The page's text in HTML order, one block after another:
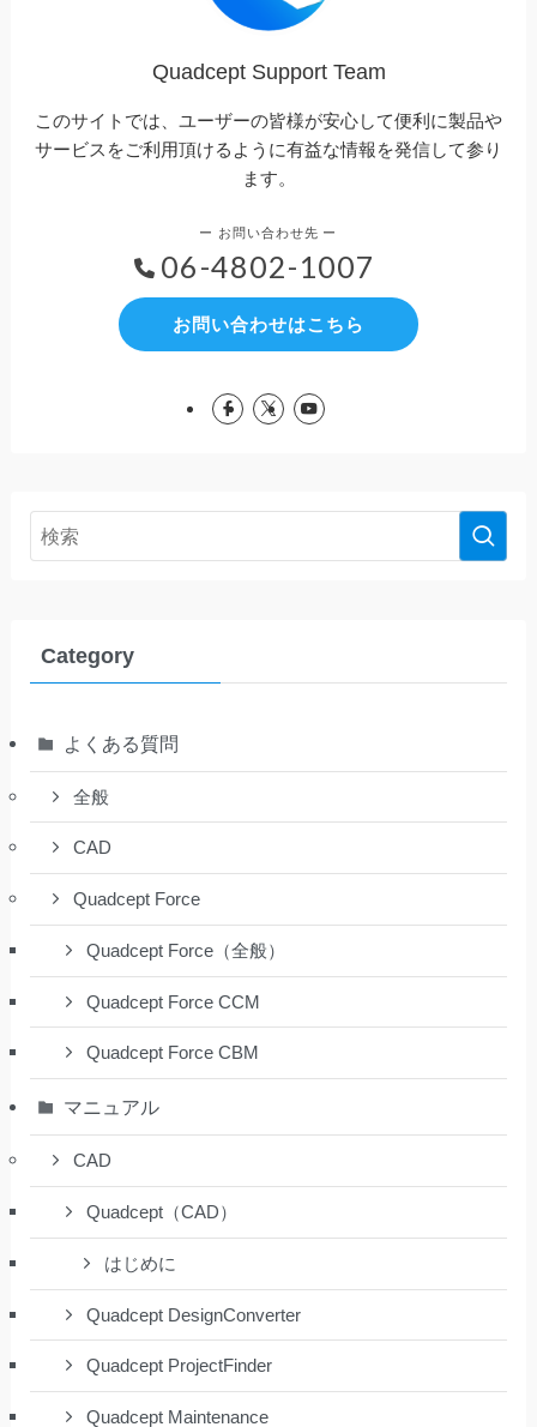
Quadcept Support Team
このサイトでは、ユーザーの皆様が安心して便利に製品や
サービスをご利用頂けるように有益な情報を発信して参り
ます。
06-4802-1007
お問い合わせはこちら
Category
よくある質問
全般
CAD
Quadcept Force
Quadcept Force（全般）
Quadcept Force CCM
Quadcept Force CBM
マニュアル
CAD
Quadcept（CAD）
はじめに
Quadcept DesignConverter
Quadcept ProjectFinder
Quadcept Maintenance